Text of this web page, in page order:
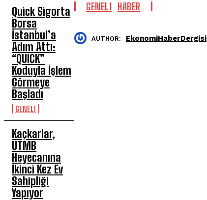
Quick Sigorta
Borsa
İstanbul’a
Adım Attı:
“QUICK”
Koduyla İşlem
Görmeye
Başladı
GENEL1
Kaçkarlar,
UTMB
Heyecanına
İkinci Kez Ev
Sahipliği
Yapıyor
GENEL1 HABER
AUTHOR: EkonomiHaberDergisi